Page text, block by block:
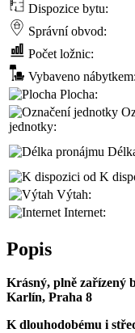
Dispozice bytu:
Správní obvod:
Počet ložnic:
Vybaveno nábytkem:
Plocha:
jednotky:
K
Výtah:
Internet:
Popis
Krásný, plně zařízený
Karlín, Praha 8
K dlouhodobému i